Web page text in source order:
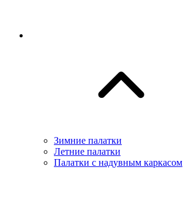
Зимние палатки
Летние палатки
Палатки с надувным каркасом